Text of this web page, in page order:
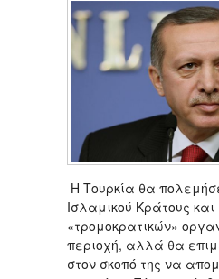
Η Τουρκία θα
Ισλαμικού Κράτους
«τρομοκρατικών»
περιοχή, αλλά θα
στον σκοπό της να